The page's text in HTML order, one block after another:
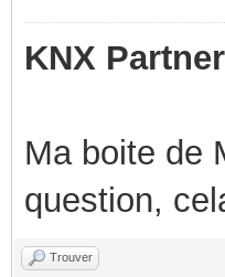
KNX
Ma boite de
question,
Trouver